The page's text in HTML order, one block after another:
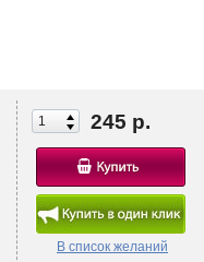
245 р.
В список желаний